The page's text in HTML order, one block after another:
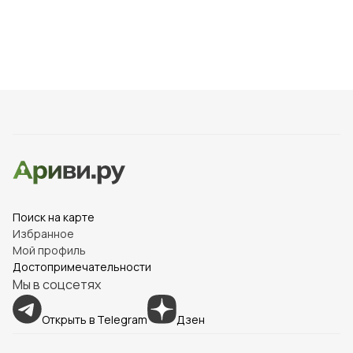
Мероприятия: В ферме регулярно проводятся
Фонды: Ферма владеет собственным фондом,
содержащим редкие виды животных.
Информация: В экспозиции предоставлены
информационные таблички, рассказывающие о
каждом животном.
Поиск на карте
Избранное
Мой профиль
Достопримечательности
Мы в соцсетях
Открыть в Telegram Дзен